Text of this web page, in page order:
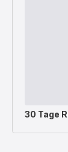
30 Tage